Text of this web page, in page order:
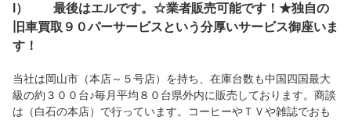
l） 最後はエルです。☆業者販売可能です！★独自の
旧車買取９０パーサービスという分厚いサービス御座いま
す！
当社は岡山市（本店～５号店）を持ち、在庫台数も中国四国最大
級の約３００台♪毎月平均８０台県外内に販売しております。商談
は（白石の本店）で行っています。コーヒーやＴＶや雑誌でおも